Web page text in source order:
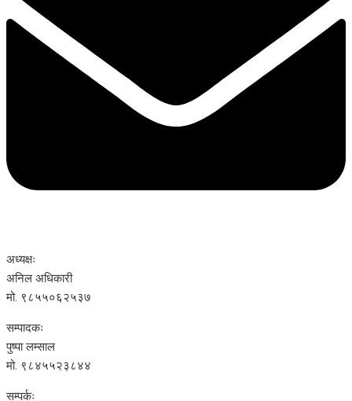
अध्यक्षः
अनिल अधिकारी
मो. ९८५५०६२५३७
सम्पादकः
पुष्पा लम्साल
मो. ९८४५५२३८४४
सम्पर्कः